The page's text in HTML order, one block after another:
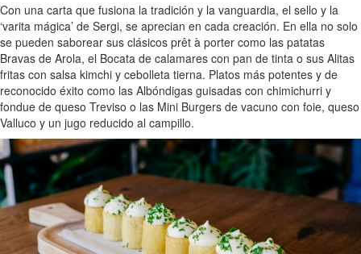
Con una carta que fusiona la tradición y la vanguardia, el sello y la
‘varita mágica’ de Sergi, se aprecian en cada creación. En ella no solo
se pueden saborear sus clásicos prêt à porter como las patatas
Bravas de Arola, el Bocata de calamares con pan de tinta o sus Alitas
fritas con salsa kimchi y cebolleta tierna. Platos más potentes y de
reconocido éxito como las Albóndigas guisadas con chimichurri y
fondue de queso Treviso o las Mini Burgers de vacuno con foie, queso
Valluco y un jugo reducido al campillo.